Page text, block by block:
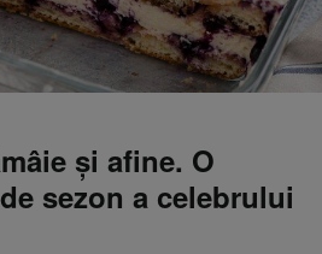
și afine. O
sezon a celebrului